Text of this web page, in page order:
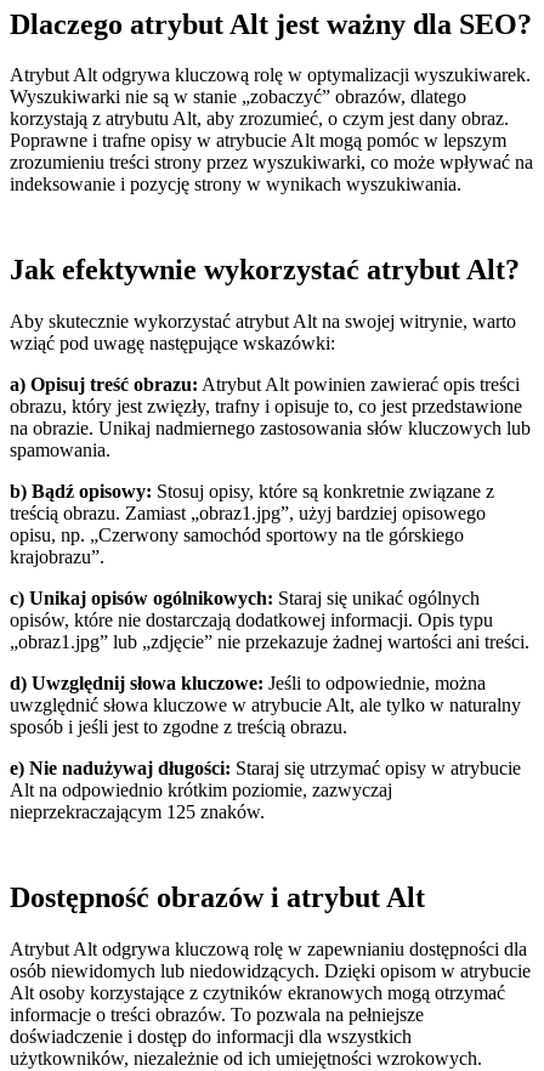
Dlaczego atrybut Alt jest ważny dla SEO?
Atrybut Alt odgrywa kluczową rolę w optymalizacji wyszukiwarek.
Wyszukiwarki nie są w stanie „zobaczyć” obrazów, dlatego
korzystają z atrybutu Alt, aby zrozumieć, o czym jest dany obraz.
Poprawne i trafne opisy w atrybucie Alt mogą pomóc w lepszym
zrozumieniu treści strony przez wyszukiwarki, co może wpływać na
indeksowanie i pozycję strony w wynikach wyszukiwania.
Jak efektywnie wykorzystać atrybut Alt?
Aby skutecznie wykorzystać atrybut Alt na swojej witrynie, warto
wziąć pod uwagę następujące wskazówki:
a) Opisuj treść obrazu: Atrybut Alt powinien zawierać opis treści
obrazu, który jest zwięzły, trafny i opisuje to, co jest przedstawione
na obrazie. Unikaj nadmiernego zastosowania słów kluczowych lub
spamowania.
b) Bądź opisowy: Stosuj opisy, które są konkretnie związane z
treścią obrazu. Zamiast „obraz1.jpg”, użyj bardziej opisowego
opisu, np. „Czerwony samochód sportowy na tle górskiego
krajobrazu”.
c) Unikaj opisów ogólnikowych: Staraj się unikać ogólnych
opisów, które nie dostarczają dodatkowej informacji. Opis typu
„obraz1.jpg” lub „zdjęcie” nie przekazuje żadnej wartości ani treści.
d) Uwzględnij słowa kluczowe: Jeśli to odpowiednie, można
uwzględnić słowa kluczowe w atrybucie Alt, ale tylko w naturalny
sposób i jeśli jest to zgodne z treścią obrazu.
e) Nie nadużywaj długości: Staraj się utrzymać opisy w atrybucie
Alt na odpowiednio krótkim poziomie, zazwyczaj
nieprzekraczającym 125 znaków.
Dostępność obrazów i atrybut Alt
Atrybut Alt odgrywa kluczową rolę w zapewnianiu dostępności dla
osób niewidomych lub niedowidzących. Dzięki opisom w atrybucie
Alt osoby korzystające z czytników ekranowych mogą otrzymać
informacje o treści obrazów. To pozwala na pełniejsze
doświadczenie i dostęp do informacji dla wszystkich
użytkowników, niezależnie od ich umiejętności wzrokowych.